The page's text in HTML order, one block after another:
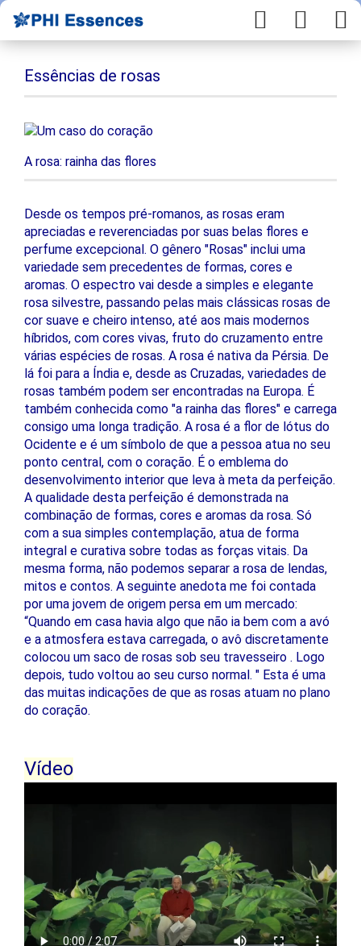
Essências de rosas
A rosa: rainha das flores
Desde os tempos pré-romanos, as rosas eram
apreciadas e reverenciadas por suas belas flores e
perfume excepcional. O gênero "Rosas" inclui uma
variedade sem precedentes de formas, cores e
aromas. O espectro vai desde a simples e elegante
rosa silvestre, passando pelas mais clássicas rosas de
cor suave e cheiro intenso, até aos mais modernos
híbridos, com cores vivas, fruto do cruzamento entre
várias espécies de rosas. A rosa é nativa da Pérsia. De
lá foi para a Índia e, desde as Cruzadas, variedades de
rosas também podem ser encontradas na Europa. É
também conhecida como "a rainha das flores" e carrega
consigo uma longa tradição. A rosa é a flor de lótus do
Ocidente e é um símbolo de que a pessoa atua no seu
ponto central, com o coração. É o emblema do
desenvolvimento interior que leva à meta da perfeição.
A qualidade desta perfeição é demonstrada na
combinação de formas, cores e aromas da rosa. Só
com a sua simples contemplação, atua de forma
integral e curativa sobre todas as forças vitais. Da
mesma forma, não podemos separar a rosa de lendas,
mitos e contos. A seguinte anedota me foi contada
por uma jovem de origem persa em um mercado:
“Quando em casa havia algo que não ia bem com a avó
e a atmosfera estava carregada, o avô discretamente
colocou um saco de rosas sob seu travesseiro . Logo
depois, tudo voltou ao seu curso normal. " Esta é uma
das muitas indicações de que as rosas atuam no plano
do coração.
Vídeo